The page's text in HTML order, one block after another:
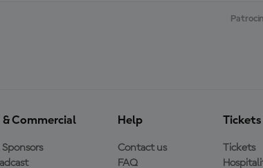
& Commercial Help
Contact us
FAQ
Tickets